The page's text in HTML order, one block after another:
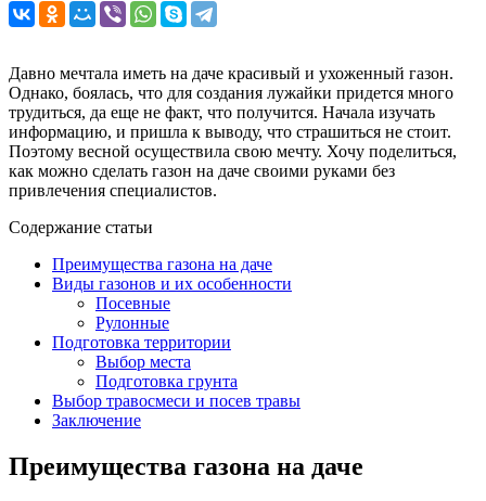
Давно мечтала иметь на даче красивый и ухоженный газон.
Однако, боялась, что для создания лужайки придется много
трудиться, да еще не факт, что получится. Начала изучать
информацию, и пришла к выводу, что страшиться не стоит.
Поэтому весной осуществила свою мечту. Хочу поделиться,
как можно сделать газон на даче своими руками без
привлечения специалистов.
Содержание статьи
Преимущества газона на даче
Виды газонов и их особенности
Посевные
Рулонные
Подготовка территории
Выбор места
Подготовка грунта
Выбор травосмеси и посев травы
Заключение
Преимущества газона на даче